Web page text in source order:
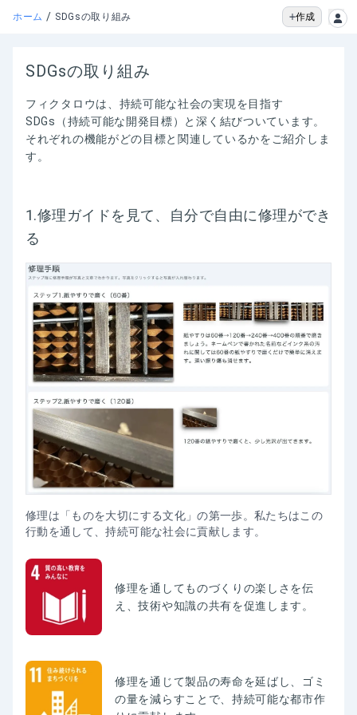
ホーム / SDGsの取り組み 作成
SDGsの取り組み
フィクタロウは、持続可能な社会の実現を目指す
SDGs（持続可能な開発目標）と深く結びついています。
それぞれの機能がどの目標と関連しているかをご紹介しま
す。
1.修理ガイドを見て、自分で自由に修理ができ
る
修理は「ものを大切にする文化」の第一歩。私たちはこの
行動を通して、持続可能な社会に貢献します。
修理を通してものづくりの楽しさを伝
え、技術や知識の共有を促進します。
修理を通じて製品の寿命を延ばし、ゴミ
の量を減らすことで、持続可能な都市作